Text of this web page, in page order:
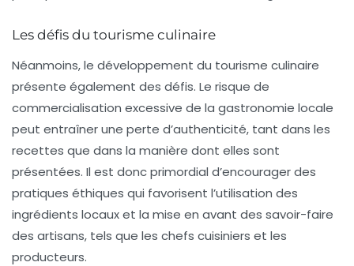
Les défis du tourisme culinaire
Néanmoins, le développement du tourisme culinaire
présente également des défis. Le risque de
commercialisation excessive de la gastronomie locale
peut entraîner une perte d’authenticité, tant dans les
recettes que dans la manière dont elles sont
présentées. Il est donc primordial d’encourager des
pratiques éthiques qui favorisent l’utilisation des
ingrédients locaux et la mise en avant des savoir-faire
des artisans, tels que les chefs cuisiniers et les
producteurs.